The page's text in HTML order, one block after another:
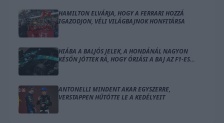
HAMILTON ELVÁRJA, HOGY A FERRARI HOZZÁ
IGAZODJON, VÉLI VILÁGBAJNOK HONFITÁRSA
HIÁBA A BALJÓS JELEK, A HONDÁNÁL NAGYON
KÉSŐN JÖTTEK RÁ, HOGY ÓRIÁSI A BAJ AZ F1-ES
ANTONELLI MINDENT AKAR EGYSZERRE,
VERSTAPPEN HŰTÖTTE LE A KEDÉLYEIT